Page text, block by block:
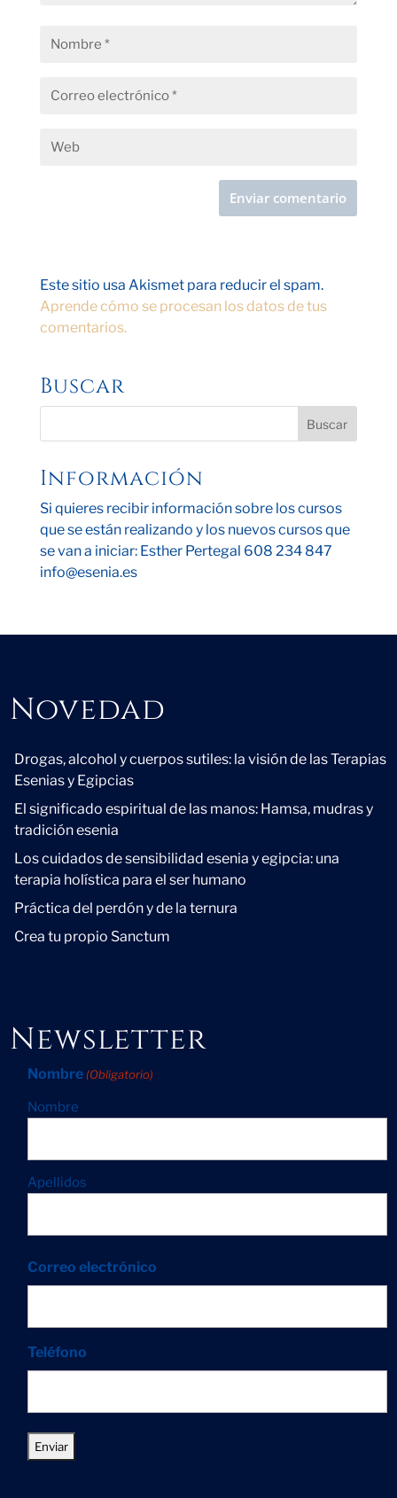
Este sitio usa Akismet para reducir el spam.
Aprende cómo se procesan los datos de tus
comentarios.
Buscar
Información
Si quieres recibir información sobre los cursos
que se están realizando y los nuevos cursos que
se van a iniciar: Esther Pertegal 608 234 847
info@esenia.es
Novedad
Drogas, alcohol y cuerpos sutiles: la visión de las Terapias
Esenias y Egipcias
El significado espiritual de las manos: Hamsa, mudras y
tradición esenia
Los cuidados de sensibilidad esenia y egipcia: una
terapia holística para el ser humano
Práctica del perdón y de la ternura
Crea tu propio Sanctum
Newsletter
Nombre (Obligatorio)
Nombre
Apellidos
Correo electrónico
Teléfono